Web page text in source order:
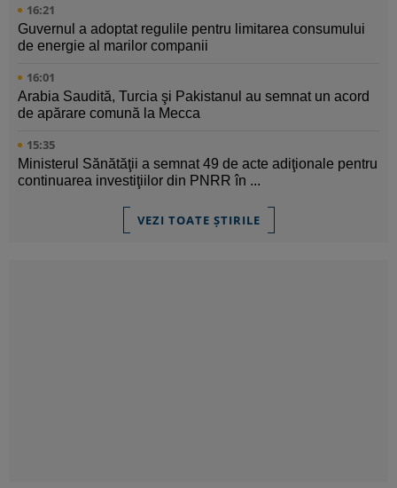
16:21
Guvernul a adoptat regulile pentru limitarea consumului
de energie al marilor companii
16:01
Arabia Saudită, Turcia şi Pakistanul au semnat un acord
de apărare comună la Mecca
15:35
Ministerul Sănătăţii a semnat 49 de acte adiţionale pentru
continuarea investiţiilor din PNRR în ...
VEZI TOATE ȘTIRILE